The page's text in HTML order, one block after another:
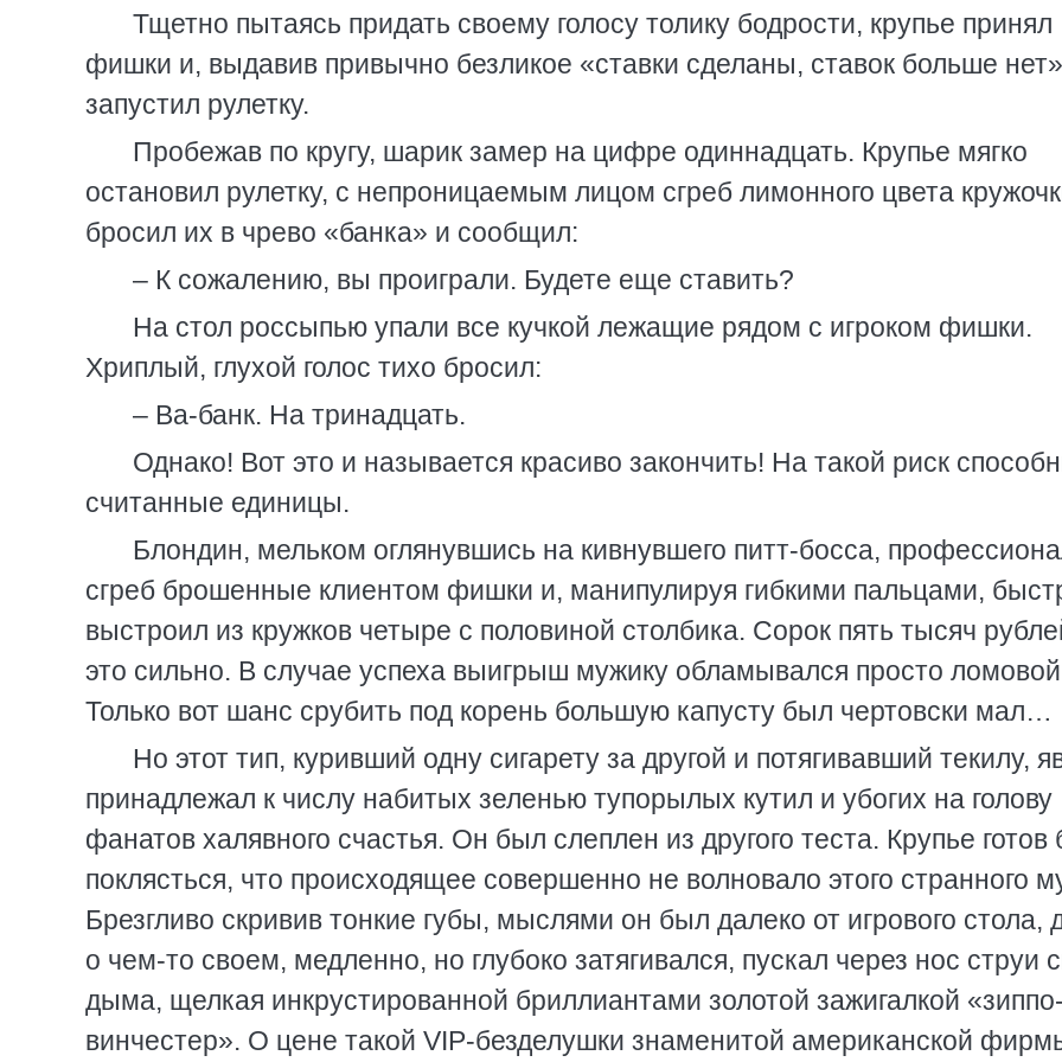
Тщетно пытаясь придать своему голосу толику бодрости, крупье принял
фишки и, выдавив привычно безликое «ставки сделаны, ставок больше
запустил рулетку.
Пробежав по кругу, шарик замер на цифре одиннадцать. Крупье мягко
остановил рулетку, с непроницаемым лицом сгреб лимонного цвета
бросил их в чрево «банка» и сообщил:
– К сожалению, вы проиграли. Будете еще ставить?
На стол россыпью упали все кучкой лежащие рядом с игроком фишки.
Хриплый, глухой голос тихо бросил:
– Ва-банк. На тринадцать.
Однако! Вот это и называется красиво закончить! На такой риск
считанные единицы.
Блондин, мельком оглянувшись на кивнувшего питт-босса,
сгреб брошенные клиентом фишки и, манипулируя гибкими пальцами,
выстроил из кружков четыре с половиной столбика. Сорок пять тысяч
это сильно. В случае успеха выигрыш мужику обламывался просто
Только вот шанс срубить под корень большую капусту был чертовски мал…
Но этот тип, куривший одну сигарету за другой и потягивавший текилу,
принадлежал к числу набитых зеленью тупорылых кутил и убогих на голову
фанатов халявного счастья. Он был слеплен из другого теста. Крупье готов
поклясться, что происходящее совершенно не волновало этого странного
Брезгливо скривив тонкие губы, мыслями он был далеко от игрового стола,
о чем-то своем, медленно, но глубоко затягивался, пускал через нос струи
дыма, щелкая инкрустированной бриллиантами золотой зажигалкой «зиппо-
винчестер». О цене такой VIP-безделушки знаменитой американской